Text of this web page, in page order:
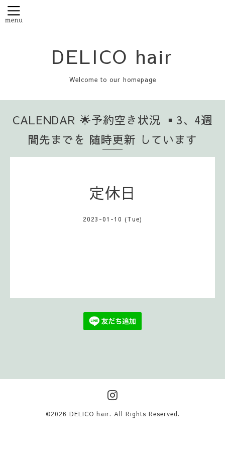
DELICO hair
Welcome to our homepage
CALENDAR 🌟予約空き状況 ▪️3、4週
間先までを 随時更新 しています
定休日
2023-01-10 (Tue)
©2026 DELICO hair. All Rights Reserved.